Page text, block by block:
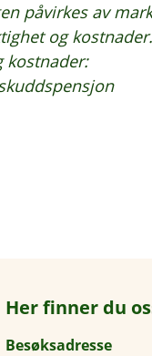
påvirkes av
og
kostnader:
Her finner du
Besøksadresse